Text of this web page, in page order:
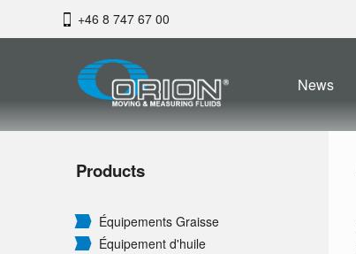
+46 8 747 67 00
News
Products
Équipements Graisse
Équipement d'huile